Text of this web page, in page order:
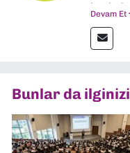
müdürü
Devam Et
Bunlar da